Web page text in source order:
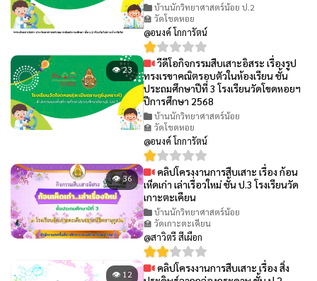
บ้านนักวิทยาศาสตร์น้อย ป.2
🏫 วัดโขดหอย
@อนงค์ โกการัตน์
👁 23
วีดีโอกิจกรรมสืบเสาะอิสระ เรื่องรูป
ทรงเรขาคณิตรอบตัวในห้องเรียน ชั้น
ประถมศึกษาปีที่ 3 โรงเรียนวัดโขดหอยฯ
ปีการศึกษา 2568
บ้านนักวิทยาศาสตร์น้อย
🏫 วัดโขดหอย
@อนงค์ โกการัตน์
👁 36
คลิปโครงงานการสืบเสาะ เรื่อง ก้อน
เห็ดเก่า เล่าเรื่อวใหม่ ชั้น ป.3 โรงเรียนวัด
เกาะตะเคียน
บ้านนักวิทยาศาสตร์น้อย
🏫 วัดเกาะตะเคียน
@สาวิตรี สีเผือก
👁 12
คลิปโครงงานการสืบเสาะ เรื่อง สิ่ง